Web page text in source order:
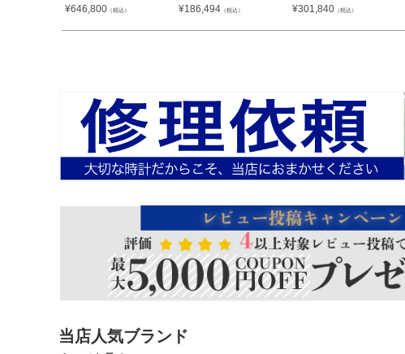
¥646,800 （税込）
¥186,494 （税込）
¥301,840 （税込）
当店人気ブランド